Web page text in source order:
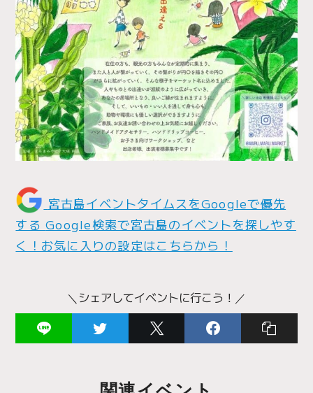
宮古島イベントタイムスをGoogleで優先
するGoogle検索で宮古島のイベントを探しやす
く！お気に入りの設定はこちらから！
＼シェアしてイベントに行こう！／